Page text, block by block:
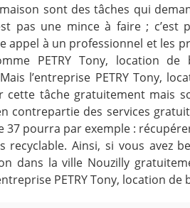
sont des tâches qui
pas une mince à faire ; c’est
appel à un professionnel et les
PETRY Tony, location
l’entreprise PETRY Tony,
cette tâche gratuitement mais
contrepartie des services gratuit
37 pourra par exemple :
recyclable. Ainsi, si vous avez
dans la ville Nouzilly
PETRY Tony, location de